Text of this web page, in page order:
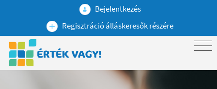
Bejelentkezés
Regisztráció álláskeresők részére